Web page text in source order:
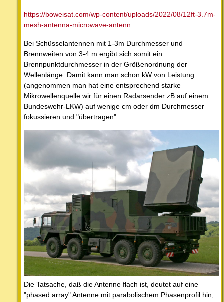
https://boweisat.com/wp-content/uploads/2022/08/12ft-3.7m-
mesh-antenna-microwave-antenn...
Bei Schüsselantennen mit 1-3m Durchmesser und
Brennweiten von 3-4 m ergibt sich somit ein
Brennpunktdurchmesser in der Größenordnung der
Wellenlänge. Damit kann man schon kW von Leistung
(angenommen man hat eine entsprechend starke
Mikrowellenquelle wir für einen Radarsender zB auf einem
Bundeswehr-LKW) auf wenige cm oder dm Durchmesser
fokussieren und "übertragen".
Die Tatsache, daß die Antenne flach ist, deutet auf eine
"phased array" Antenne mit parabolischem Phasenprofil hin,